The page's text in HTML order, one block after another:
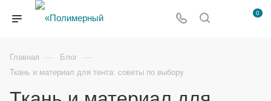
0
Главная — Блог —
Ткань и материал для тента: советы по выбору